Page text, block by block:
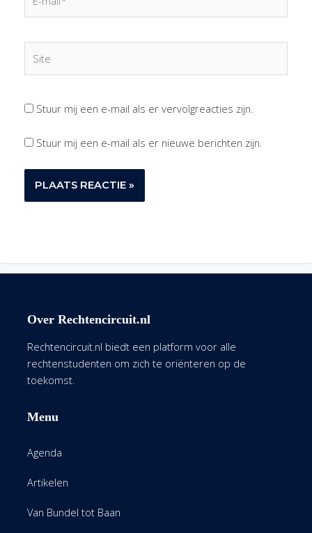
mail*
Stuur mij een e-mail als er vervolgreacties zijn.
Stuur mij een e-mail als er nieuwe berichten zijn.
Over Rechtencircuit.nl
Rechtencircuit.nl biedt een platform voor alle
rechtenstudenten om zich te oriënteren op de
toekomst.
Menu
Agenda
Artikelen
Van Bundel tot Baan